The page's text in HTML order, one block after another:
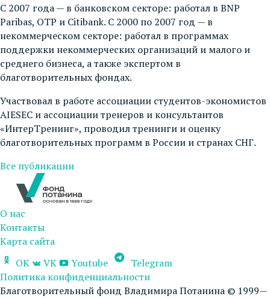
С 2007 года — в банковском секторе: работал в BNP
Paribas, OTP и Citibank. С 2000 по 2007 год — в
некоммерческом секторе: работал в программах
поддержки некоммерческих организаций и малого и
среднего бизнеса, а также экспертом в
благотворительных фондах.
Участвовал в работе ассоциации студентов-экономистов
AIESEC и ассоциации тренеров и консультантов
«ИнтерТренинг», проводил тренинги и оценку
благотворительных программ в России и странах СНГ.
Все публикации
О нас
Контакты
Карта сайта
OK
VK Youtube
Telegram
Политика конфиденциальности
Благотворительный фонд Владимира Потанина © 1999—